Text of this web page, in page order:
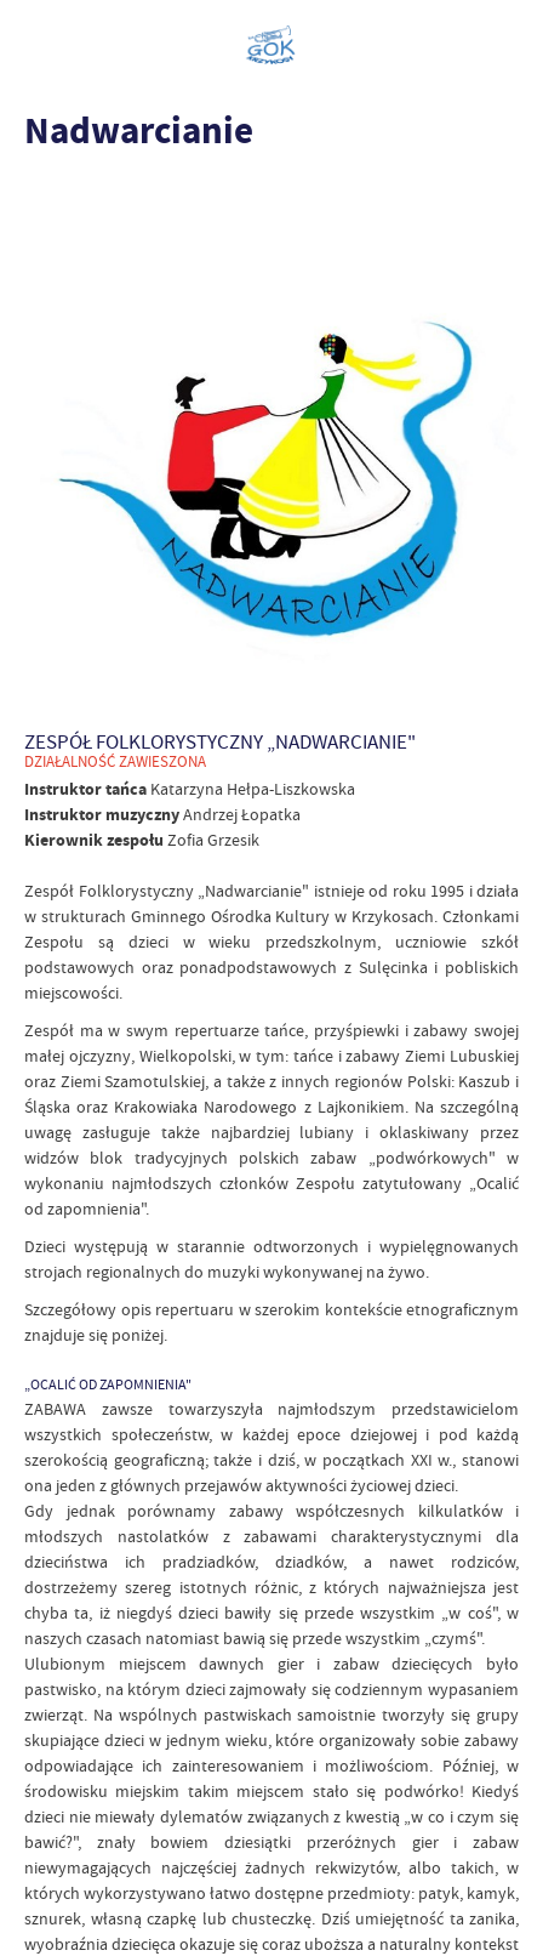
Nadwarcianie
ZESPÓŁ FOLKLORYSTYCZNY „NADWARCIANIE"
DZIAŁALNOŚĆ ZAWIESZONA
Instruktor tańca Katarzyna Hełpa-Liszkowska
Instruktor muzycznyAndrzej Łopatka
Kierownik zespołu Zofia Grzesik
Zespół Folklorystyczny „Nadwarcianie" istnieje od roku 1995 i działa
w strukturach Gminnego Ośrodka Kultury w Krzykosach. Członkami
Zespołu są dzieci w wieku przedszkolnym, uczniowie szkół
podstawowych oraz ponadpodstawowych z Sulęcinka i pobliskich
miejscowości.
Zespół ma w swym repertuarze tańce, przyśpiewki i zabawy swojej
małej ojczyzny, Wielkopolski, w tym: tańce i zabawy Ziemi Lubuskiej
oraz Ziemi Szamotulskiej, a także z innych regionów Polski: Kaszub i
Śląska oraz Krakowiaka Narodowego z Lajkonikiem. Na szczególną
uwagę zasługuje także najbardziej lubiany i oklaskiwany przez
widzów blok tradycyjnych polskich zabaw „podwórkowych" w
wykonaniu najmłodszych członków Zespołu zatytułowany „Ocalić
od zapomnienia".
Dzieci występują w starannie odtworzonych i wypielęgnowanych
strojach regionalnych do muzyki wykonywanej na żywo.
Szczegółowy opis repertuaru w szerokim kontekście etnograficznym
znajduje się poniżej.
„OCALIĆ OD ZAPOMNIENIA"
ZABAWA zawsze towarzyszyła najmłodszym przedstawicielom
wszystkich społeczeństw, w każdej epoce dziejowej i pod każdą
szerokością geograficzną; także i dziś, w początkach XXI w., stanowi
ona jeden z głównych przejawów aktywności życiowej dzieci.
Gdy jednak porównamy zabawy współczesnych kilkulatków i
młodszych nastolatków z zabawami charakterystycznymi dla
dzieciństwa ich pradziadków, dziadków, a nawet rodziców,
dostrzeżemy szereg istotnych różnic, z których najważniejsza jest
chyba ta, iż niegdyś dzieci bawiły się przede wszystkim „w coś", w
naszych czasach natomiast bawią się przede wszystkim „czymś".
Ulubionym miejscem dawnych gier i zabaw dziecięcych było
pastwisko, na którym dzieci zajmowały się codziennym wypasaniem
zwierząt. Na wspólnych pastwiskach samoistnie tworzyły się grupy
skupiające dzieci w jednym wieku, które organizowały sobie zabawy
odpowiadające ich zainteresowaniem i możliwościom. Później, w
środowisku miejskim takim miejscem stało się podwórko! Kiedyś
dzieci nie miewały dylematów związanych z kwestią „w co i czym się
bawić?", znały bowiem dziesiątki przeróżnych gier i zabaw
niewymagających najczęściej żadnych rekwizytów, albo takich, w
których wykorzystywano łatwo dostępne przedmioty: patyk, kamyk,
sznurek, własną czapkę lub chusteczkę. Dziś umiejętność ta zanika,
wyobraźnia dziecięca okazuje się coraz uboższa a naturalny kontekst